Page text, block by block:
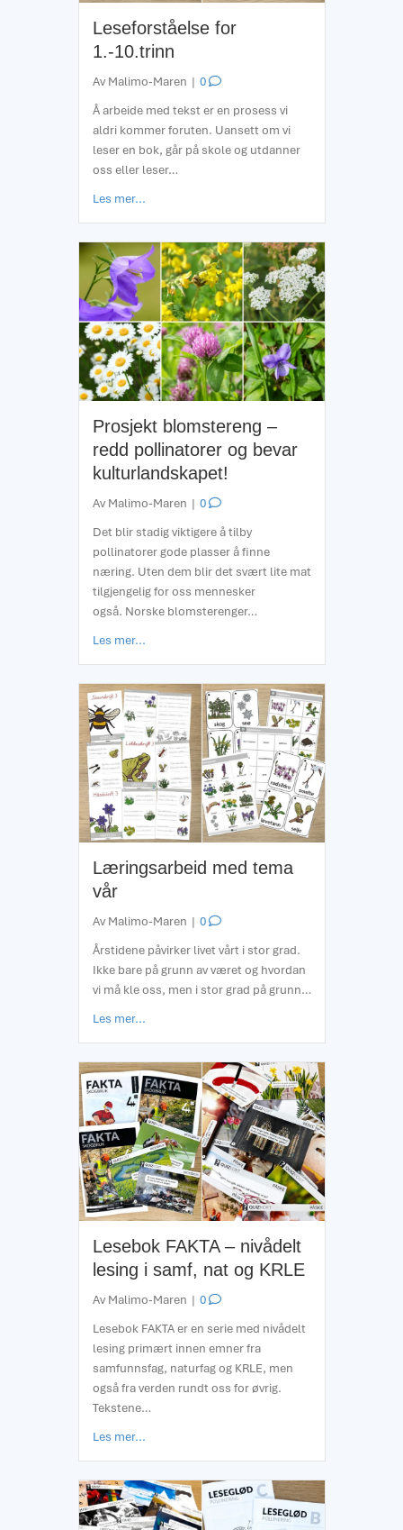
Leseforståelse for
1.-10.trinn
Av Malimo-Maren | 0
Å arbeide med tekst er en prosess vi
aldri kommer foruten. Uansett om vi
leser en bok, går på skole og utdanner
oss eller leser…
Les mer...about Leseforståelse for 1.-10.trinn
Prosjekt blomstereng –
redd pollinatorer og bevar
kulturlandskapet!
Av Malimo-Maren | 0
Det blir stadig viktigere å tilby
pollinatorer gode plasser å finne
næring. Uten dem blir det svært lite mat
tilgjengelig for oss mennesker
også. Norske blomsterenger…
Les mer...about Prosjekt blomstereng – redd
Læringsarbeid med tema
vår
Av Malimo-Maren | 0
Årstidene påvirker livet vårt i stor grad.
Ikke bare på grunn av været og hvordan
vi må kle oss, men i stor grad på grunn…
Les mer...about Læringsarbeid med tema vår
Lesebok FAKTA – nivådelt
lesing i samf, nat og KRLE
Av Malimo-Maren | 0
Lesebok FAKTA er en serie med nivådelt
lesing primært innen emner fra
samfunnsfag, naturfag og KRLE, men
også fra verden rundt oss for øvrig.
Tekstene…
Les mer...about Lesebok FAKTA – nivådelt lesing i samf,